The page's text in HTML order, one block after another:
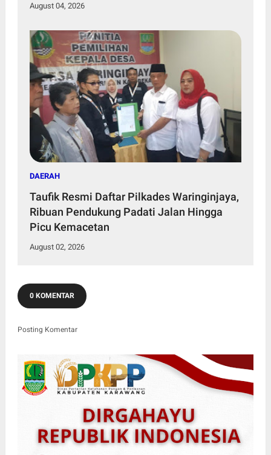
August 04, 2026
DAERAH
Taufik Resmi Daftar Pilkades Waringinjaya,
Ribuan Pendukung Padati Jalan Hingga
Picu Kemacetan
August 02, 2026
0 KOMENTAR
Posting Komentar